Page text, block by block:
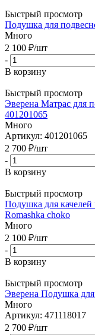
Быстрый просмотр
Подушка для
Много
2 100 ₽/шт
-
В корзину
Быстрый просмотр
Эверена Матрас для
401201065
Много
Артикул: 401201065
2 700 ₽/шт
-
В корзину
Быстрый просмотр
Подушка для качелей
Romashka choko
Много
2 100 ₽/шт
-
В корзину
Быстрый просмотр
Эверена Подушка для
Много
Артикул: 471118017
2 700 ₽/шт